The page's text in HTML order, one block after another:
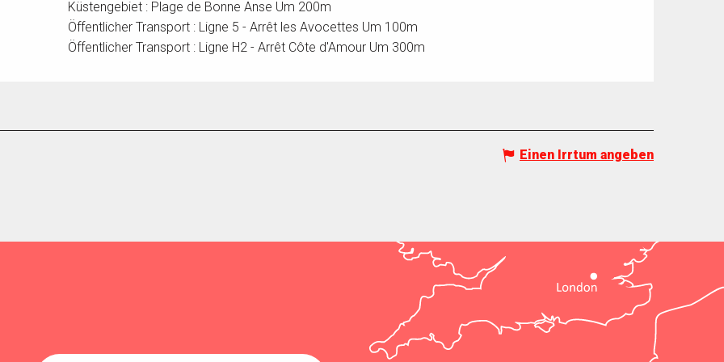
Küstengebiet : Plage de Bonne Anse Um 200m
Öffentlicher Transport : Ligne 5 - Arrêt les Avocettes Um 100m
Öffentlicher Transport : Ligne H2 - Arrêt Côte d'Amour Um 300m
Einen Irrtum angeben